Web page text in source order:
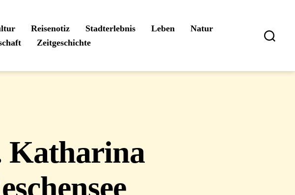
Reisenotiz Stadterlebnis Leben
Natur
Zeitgeschichte
Katharina